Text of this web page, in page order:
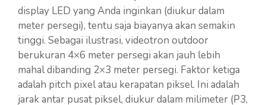
display LED yang Anda inginkan (diukur dalam
meter persegi), tentu saja biayanya akan semakin
tinggi. Sebagai ilustrasi, videotron outdoor
berukuran 4×6 meter persegi akan jauh lebih
mahal dibanding 2×3 meter persegi. Faktor ketiga
adalah pitch pixel atau kerapatan piksel. Ini adalah
jarak antar pusat piksel, diukur dalam milimeter (P3,